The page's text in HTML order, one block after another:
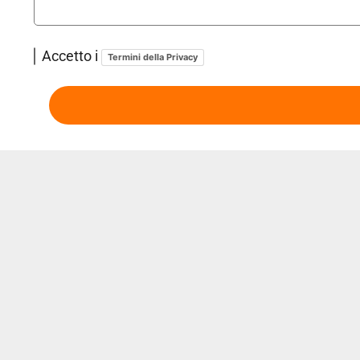
Accetto i Termini della Privacy